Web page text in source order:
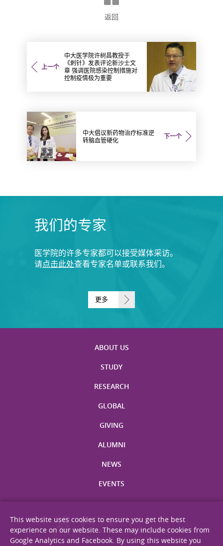
返回
上一个
中大医学院许树昌教授于
《刺针》发表评论新沙士文
章 强调医院感染控制措施对
控制疫情极为重要
下一个
中大倡议新药物治疗标准逆
转脑血管硬化
我们的专家
医学院的许多专家都可以接受媒体采访。
请点击此处查看专家名单或联系我们。
更多
ABOUT US
STUDY
RESEARCH
GLOBAL
GIVING
ALUMNI
NEWS
EVENTS
This website uses cookies to ensure you get the best
experience on our website. These may include cookies from
Google Analytics and Facebook. By using this website you